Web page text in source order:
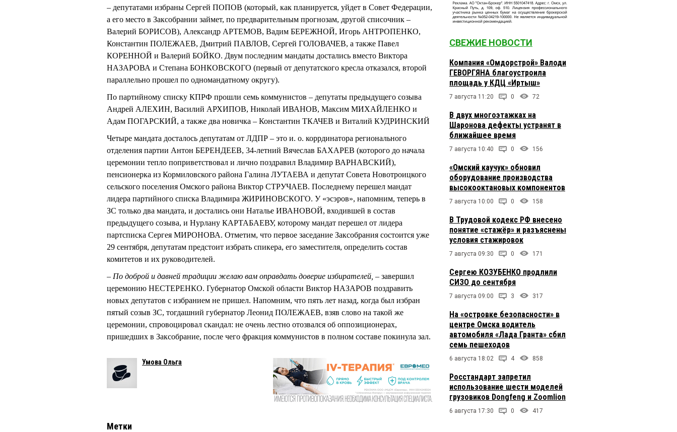
– депутатами избраны Сергей ПОПОВ (который, как планируется, уйдет в Совет Федерации,
а его место в Заксобрании займет, по предварительным прогнозам, другой списочник –
Валерий БОРИСОВ), Александр АРТЕМОВ, Вадим БЕРЕЖНОЙ, Игорь АНТРОПЕНКО,
Константин ПОЛЕЖАЕВ, Дмитрий ПАВЛОВ, Сергей ГОЛОВАЧЕВ, а также Павел
КОРЕННОЙ и Валерий БОЙКО. Двум последним мандаты достались вместо Виктора
НАЗАРОВА и Степана БОНКОВСКОГО (первый от депутатского кресла отказался, второй
параллельно прошел по одномандатному округу).
По партийному списку КПРФ прошли семь коммунистов – депутаты предыдущего созыва
Андрей АЛЕХИН, Василий АРХИПОВ, Николай ИВАНОВ, Максим МИХАЙЛЕНКО и
Адам ПОГАРСКИЙ, а также два новичка – Константин ТКАЧЕВ и Виталий КУДРИНСКИЙ
Четыре мандата досталось депутатам от ЛДПР – это и. о. коррдинатора регионального
отделения партии Антон БЕРЕНДЕЕВ, 34-летний Вячеслав БАХАРЕВ (которого до начала
церемонии тепло поприветствовал и лично поздравил Владимир ВАРНАВСКИЙ),
пенсионерка из Кормиловского района Галина ЛУТАЕВА и депутат Совета Новотроицкого
сельского поселения Омского района Виктор СТРУЧАЕВ. Последнему перешел мандат
лидера партийного списка Владимира ЖИРИНОВСКОГО. У «эсэров», напомним, теперь в
ЗС только два мандата, и достались они Наталье ИВАНОВОЙ, входившей в состав
предыдущего созыва, и Нурлану КАРТАБАЕВУ, которому мандат перешел от лидера
партсписка Сергея МИРОНОВА. Отметим, что первое заседание Заксобрания состоится уже
29 сентября, депутатам предстоит избрать спикера, его заместителя, определить состав
комитетов и их руководителей.
– По доброй и давней традиции желаю вам оправдать доверие избирателей, – завершил
церемонию НЕСТЕРЕНКО. Губернатор Омской области Виктор НАЗАРОВ поздравить
новых депутатов с избранием не пришел. Напомним, что пять лет назад, когда был избран
пятый созыв ЗС, тогдашний губернатор Леонид ПОЛЕЖАЕВ, взяв слово на такой же
церемонии, спровоцировал скандал: не очень лестно отозвался об оппозиционерах,
пришедших в Заксобрание, после чего фракция коммунистов в полном составе покинула зал.
Умова Ольга
Метки
СВЕЖИЕ НОВОСТИ
Компания «Омдорстрой» Валоди
ГЕВОРГЯНА благоустроила
площадь у КДЦ «Иртыш»
7 августа 11:20 0 72
В двух многоэтажках на
Шаронова дефекты устранят в
ближайшее время
7 августа 10:40 0 156
«Омский каучук» обновил
оборудование производства
высокооктановых компонентов
7 августа 10:00 0 158
В Трудовой кодекс РФ внесено
понятие «стажёр» и разъяснены
условия стажировок
7 августа 09:30 0 171
Сергею КОЗУБЕНКО продлили
СИЗО до сентября
7 августа 09:00 3 317
На «островке безопасности» в
центре Омска водитель
автомобиля «Лада Гранта» сбил
семь пешеходов
6 августа 18:02 4 858
Росстандарт запретил
использование шести моделей
грузовиков Dongfeng и Zoomlion
6 августа 17:30 0 417